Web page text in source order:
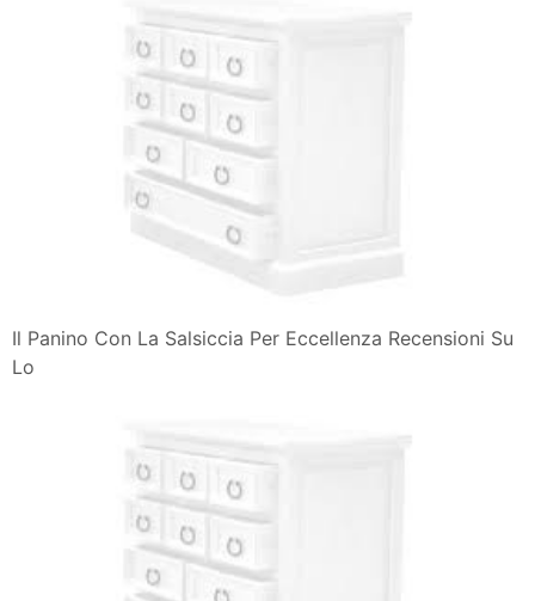
Il Panino Con La Salsiccia Per Eccellenza Recensioni Su
Lo